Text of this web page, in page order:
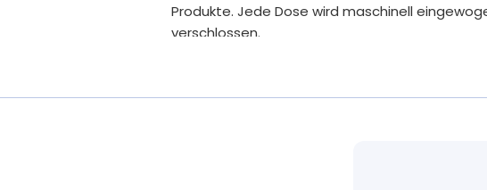
Produkte. Jede Dose wird maschinell
verschlossen.